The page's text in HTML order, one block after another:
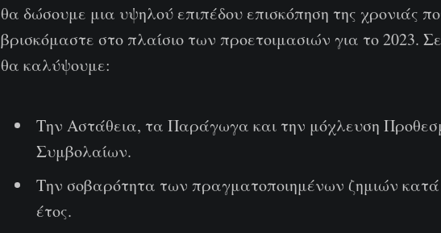
θα δώσουμε μια υψηλού επιπέδου επισκόπηση της χρονιάς
βρισκόμαστε στο πλαίσιο των προετοιμασιών για το 2023.
θα καλύψουμε:
Την Αστάθεια, τα Παράγωγα και την μόχλευση
Συμβολαίων.
Την σοβαρότητα των πραγματοποιημένων ζημιών κατά
έτος.